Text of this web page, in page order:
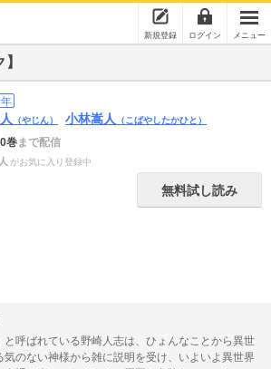
新規登録 ログイン メニュー
（やじん） 小林嵩人 （こばやしたかひと）
巻まで配信
がお気に入り登録中
無料試し読み
呼ばれている野崎人志は、ひょんなことから異世
のない神様から雑に説明を受け、いよいよ異世界